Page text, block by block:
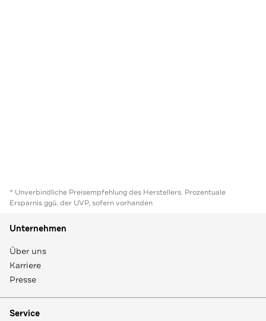
* Unverbindliche Preisempfehlung des Herstellers. Prozentuale
Ersparnis ggü. der UVP, sofern vorhanden
Unternehmen
Über uns
Karriere
Presse
Service